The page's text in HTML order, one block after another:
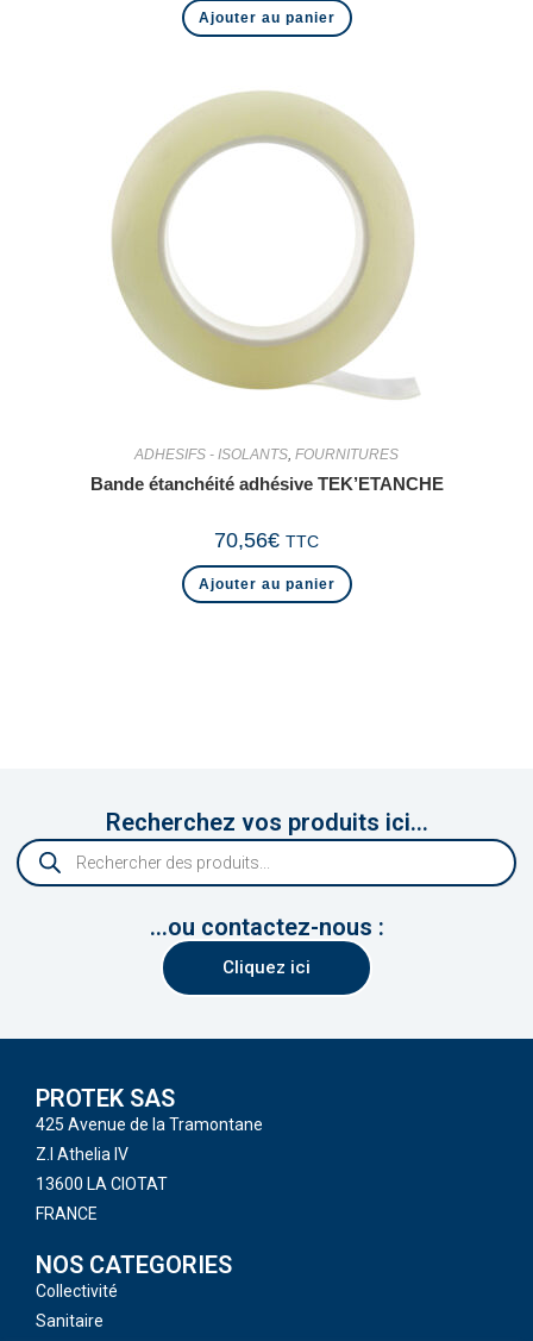
Ajouter au panier
ADHESIFS - ISOLANTS FOURNITURES
Bande étanchéité adhésive TEK’ETANCHE
70,56€ TTC
Ajouter au panier
Recherchez vos produits ici...
...ou contactez-nous :
Cliquez ici
PROTEK SAS
425 Avenue de la Tramontane
Z.I Athelia IV
13600 LA CIOTAT
FRANCE
NOS CATEGORIES
Collectivité
Sanitaire